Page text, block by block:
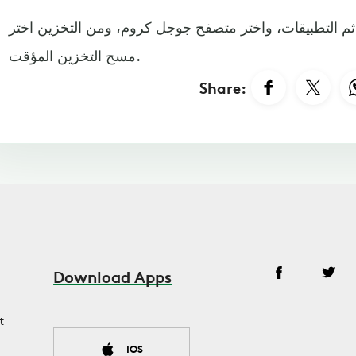
التطبيقات، واختر متصفح جوجل كروم، ومن التخزين اختر
مسح التخزين المؤقت.
Share:
Download Apps
IOS